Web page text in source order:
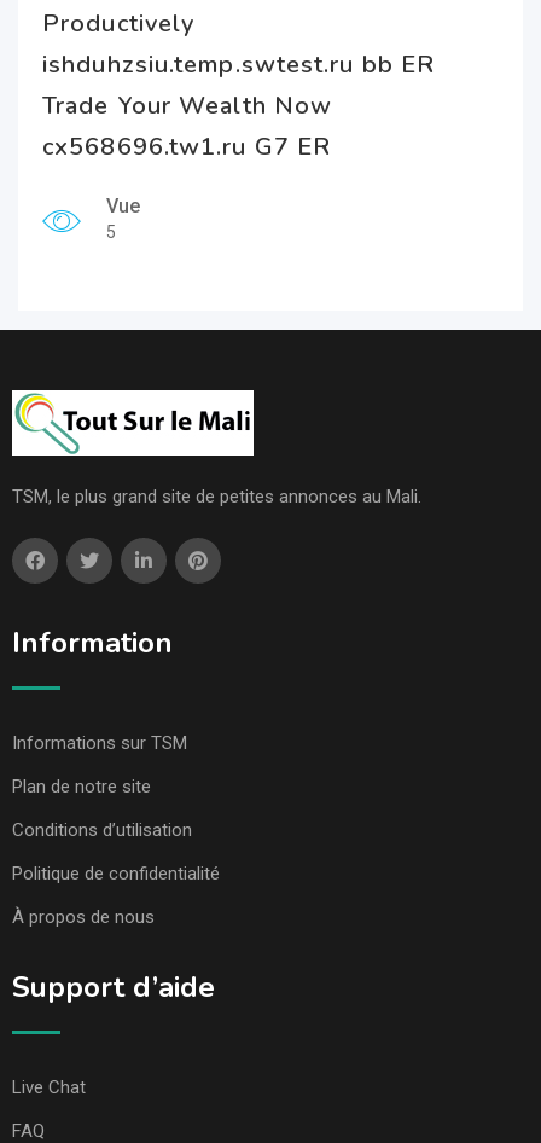
Productively
ishduhzsiu.temp.swtest.ru bb ER
Trade Your Wealth Now
cx568696.tw1.ru G7 ER
Vue
5
TSM, le plus grand site de petites annonces au Mali.
Information
Informations sur TSM
Plan de notre site
Conditions d’utilisation
Politique de confidentialité
À propos de nous
Support d’aide
Live Chat
FAQ